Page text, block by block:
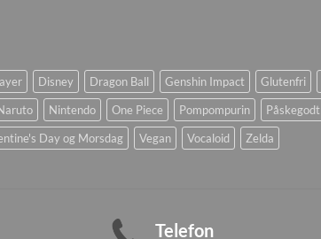
Disney Dragon Ball Genshin Impact Glutenfri
Nintendo One Piece Pompompurin Påskegodt
Day og Morsdag Vegan Vocaloid Zelda
Telefon